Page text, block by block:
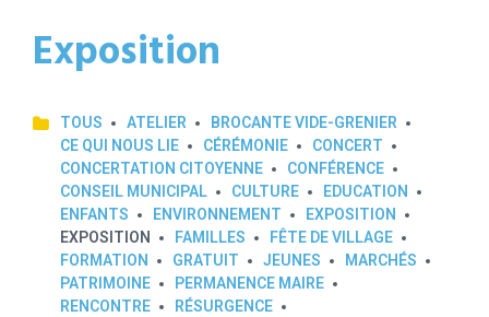
Exposition
TOUS ATELIER
BROCANTE VIDE-GRENIER
CE QUI NOUS LIE
CÉRÉMONIE
CONCERT
CONCERTATION CITOYENNE
CONFÉRENCE
CONSEIL MUNICIPAL
CULTURE
EDUCATION
ENFANTS
ENVIRONNEMENT
EXPOSITION
EXPOSITION
FAMILLES
FÊTE DE VILLAGE
FORMATION
GRATUIT JEUNES
MARCHÉS
PATRIMOINE
PERMANENCE MAIRE
RENCONTRE
RÉSURGENCE